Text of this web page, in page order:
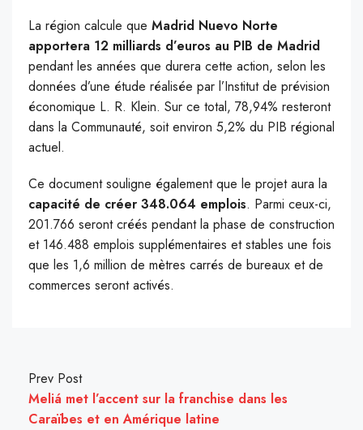
La région calcule que Madrid Nuevo Norte
apportera 12 milliards d’euros au PIB de Madrid
pendant les années que durera cette action, selon les
données d’une étude réalisée par l’Institut de prévision
économique L. R. Klein. Sur ce total, 78,94% resteront
dans la Communauté, soit environ 5,2% du PIB régional
actuel.
Ce document souligne également que le projet aura la
capacité de créer 348.064 emplois. Parmi ceux-ci,
201.766 seront créés pendant la phase de construction
et 146.488 emplois supplémentaires et stables une fois
que les 1,6 million de mètres carrés de bureaux et de
commerces seront activés.
Prev Post
Meliá met l’accent sur la franchise dans les
Caraïbes et en Amérique latine